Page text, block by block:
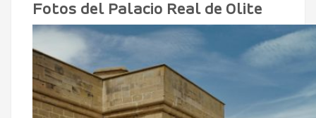
Fotos del Palacio Real de Olite